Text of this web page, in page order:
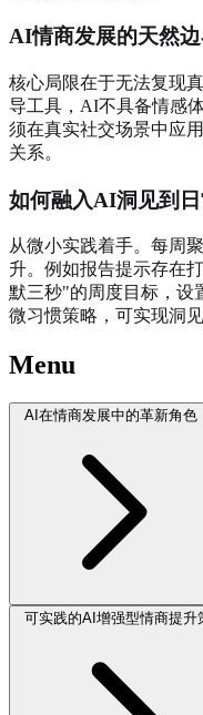
AI情商发展的天然边
核心局限在于无法复现
导工具，AI不具备情感
须在真实社交场景中应
关系。
如何融入AI洞见到日
从微小实践着手。每周
升。例如报告提示存在
默三秒"的周度目标，设
微习惯策略，可实现洞
Menu
AI在情商发展中的革新角色
可实践的AI增强型情商提升